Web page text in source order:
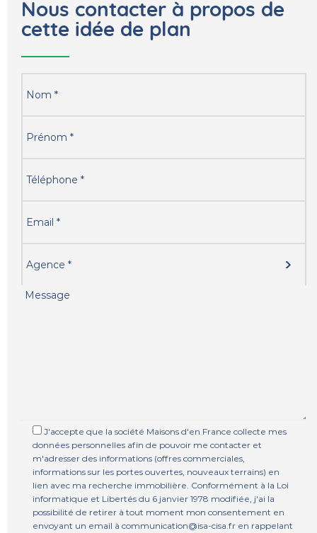
Nous contacter à propos de
cette idée de plan
J'accepte que la société Maisons d'en France collecte mes
données personnelles afin de pouvoir me contacter et
m'adresser des informations (offres commerciales,
informations sur les portes ouvertes, nouveaux terrains) en
lien avec ma recherche immobilière. Conformément à la Loi
informatique et Libertés du 6 janvier 1978 modifiée, j'ai la
possibilité de retirer à tout moment mon consentement en
envoyant un email à communication@isa-cisa.fr en rappelant